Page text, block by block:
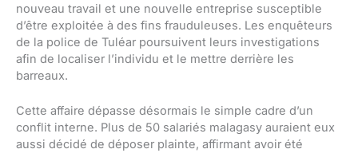
nouveau travail et une nouvelle entreprise susceptible
d’être exploitée à des fins frauduleuses. Les enquêteurs
de la police de Tuléar poursuivent leurs investigations
afin de localiser l’individu et le mettre derrière les
barreaux.
Cette affaire dépasse désormais le simple cadre d’un
conflit interne. Plus de 50 salariés malagasy auraient eux
aussi décidé de déposer plainte, affirmant avoir été